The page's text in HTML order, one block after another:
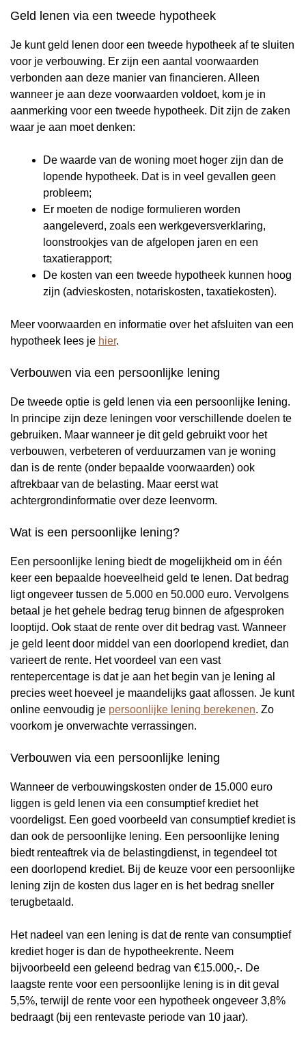
Geld lenen via een tweede hypotheek
Je kunt geld lenen door een tweede hypotheek af te sluiten
voor je verbouwing. Er zijn een aantal voorwaarden
verbonden aan deze manier van financieren. Alleen
wanneer je aan deze voorwaarden voldoet, kom je in
aanmerking voor een tweede hypotheek. Dit zijn de zaken
waar je aan moet denken:
De waarde van de woning moet hoger zijn dan de
lopende hypotheek. Dat is in veel gevallen geen
probleem;
Er moeten de nodige formulieren worden
aangeleverd, zoals een werkgeversverklaring,
loonstrookjes van de afgelopen jaren en een
taxatierapport;
De kosten van een tweede hypotheek kunnen hoog
zijn (advieskosten, notariskosten, taxatiekosten).
Meer voorwaarden en informatie over het afsluiten van een
hypotheek lees je hier.
Verbouwen via een persoonlijke lening
De tweede optie is geld lenen via een persoonlijke lening.
In principe zijn deze leningen voor verschillende doelen te
gebruiken. Maar wanneer je dit geld gebruikt voor het
verbouwen, verbeteren of verduurzamen van je woning
dan is de rente (onder bepaalde voorwaarden) ook
aftrekbaar van de belasting. Maar eerst wat
achtergrondinformatie over deze leenvorm.
Wat is een persoonlijke lening?
Een persoonlijke lening biedt de mogelijkheid om in één
keer een bepaalde hoeveelheid geld te lenen. Dat bedrag
ligt ongeveer tussen de 5.000 en 50.000 euro. Vervolgens
betaal je het gehele bedrag terug binnen de afgesproken
looptijd. Ook staat de rente over dit bedrag vast. Wanneer
je geld leent door middel van een doorlopend krediet, dan
varieert de rente. Het voordeel van een vast
rentepercentage is dat je aan het begin van je lening al
precies weet hoeveel je maandelijks gaat aflossen. Je kunt
online eenvoudig je persoonlijke lening berekenen. Zo
voorkom je onverwachte verrassingen.
Verbouwen via een persoonlijke lening
Wanneer de verbouwingskosten onder de 15.000 euro
liggen is geld lenen via een consumptief krediet het
voordeligst. Een goed voorbeeld van consumptief krediet is
dan ook de persoonlijke lening. Een persoonlijke lening
biedt renteaftrek via de belastingdienst, in tegendeel tot
een doorlopend krediet. Bij de keuze voor een persoonlijke
lening zijn de kosten dus lager en is het bedrag sneller
terugbetaald.
Het nadeel van een lening is dat de rente van consumptief
krediet hoger is dan de hypotheekrente. Neem
bijvoorbeeld een geleend bedrag van €15.000,-. De
laagste rente voor een persoonlijke lening is in dit geval
5,5%, terwijl de rente voor een hypotheek ongeveer 3,8%
bedraagt (bij een rentevaste periode van 10 jaar).